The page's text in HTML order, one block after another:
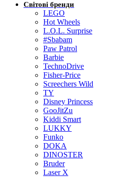
Світові бренди
LEGO
Hot Wheels
L.O.L. Surprise
#Sbabam
Paw Patrol
Barbie
TechnoDrive
Fisher-Price
Screechers Wild
TY
Disney Princess
GooJitZu
Kiddi Smart
LUKKY
Funko
DOKA
DINOSTER
Bruder
Laser X